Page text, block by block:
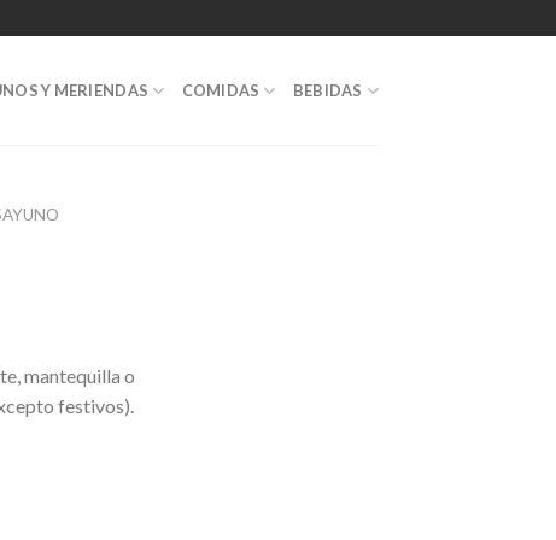
Y MERIENDAS COMIDAS BEBIDAS
mantequilla o
festivos).